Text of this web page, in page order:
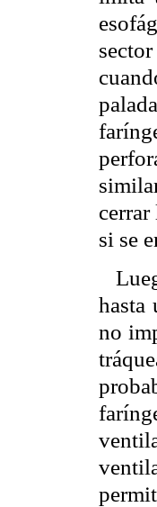
si se
hasta
no